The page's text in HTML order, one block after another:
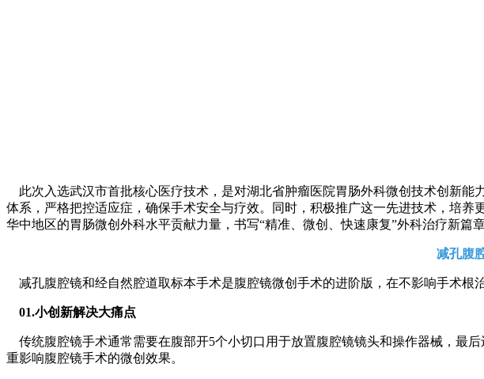
此次入选武汉市首批核心医疗技术，是对湖北省肿瘤医院胃肠外科微创技术创新
体系，严格把控适应症，确保手术安全与疗效。同时，积极推广这一先进技术，培
华中地区的胃肠微创外科水平贡献力量，书写“精准、微创、快速康复”外科治疗新篇章
减孔腹
减孔腹腔镜和经自然腔道取标本手术是腹腔镜微创手术的进阶版，在不影响手术根
01.小创新解决大痛点
传统腹腔镜手术通常需要在腹部开5个小切口用于放置腹腔镜镜头和操作器械，最
重影响腹腔镜手术的微创效果。